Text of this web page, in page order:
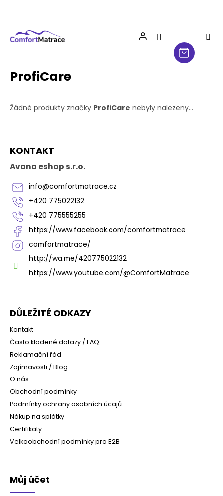
ProfiCare
Žádné produkty značky ProfiCare nebyly nalezeny...
KONTAKT
Avana eshop s.r.o.
info@comfortmatrace.cz
+420 775022132
+420 775555255
https://www.facebook.com/comfortmatrace
comfortmatrace/
http://wa.me/420775022132
https://www.youtube.com/@ComfortMatrace
DŮLEŽITÉ ODKAZY
Kontakt
Často kladené dotazy / FAQ
Reklamační řád
Zajímavosti / Blog
O nás
Obchodní podmínky
Podmínky ochrany osobních údajů
Nákup na splátky
Certifikaty
Velkoobchodní podmínky pro B2B
Můj účet